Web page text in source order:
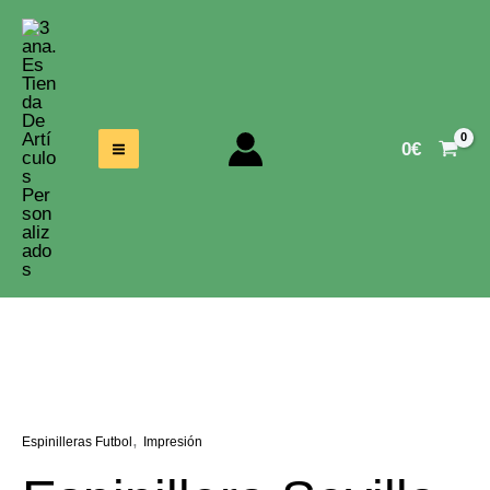
Contenido
0€
Espinilleras Futbol , Impresión